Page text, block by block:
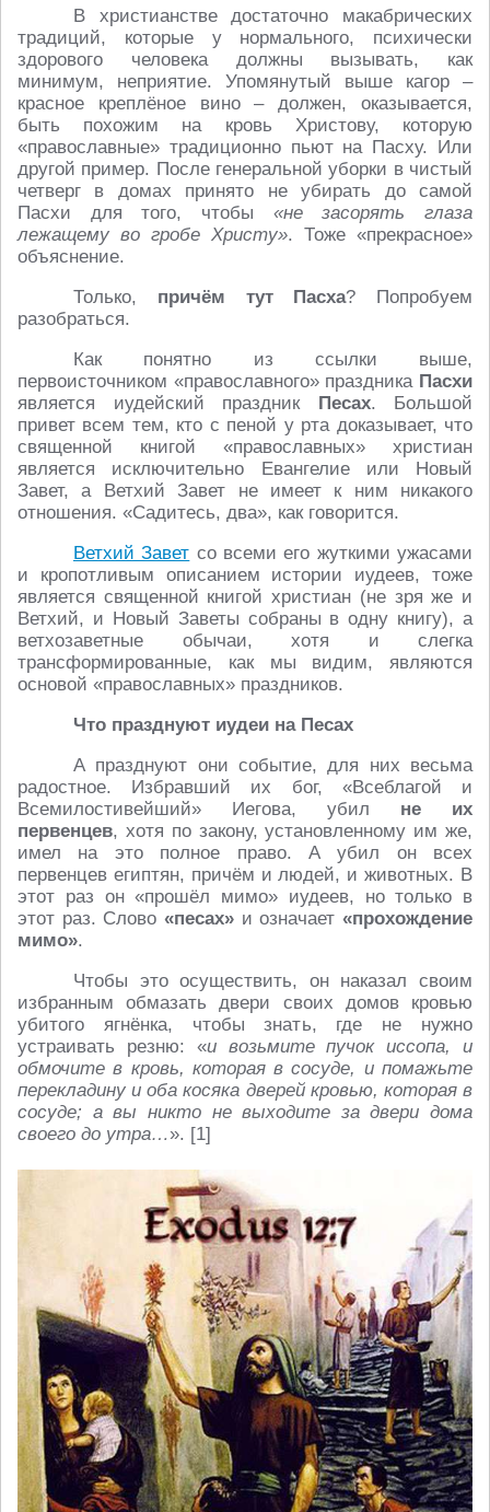
В христианстве достаточно макабрических
традиций, которые у нормального, психически
здорового человека должны вызывать, как
минимум, неприятие. Упомянутый выше кагор –
красное креплёное вино – должен, оказывается,
быть похожим на кровь Христову, которую
«православные» традиционно пьют на Пасху. Или
другой пример. После генеральной уборки в чистый
четверг в домах принято не убирать до самой
Пасхи для того, чтобы «не засорять глаза
лежащему во гробе Христу». Тоже «прекрасное»
объяснение.
Только, причём тут Пасха? Попробуем
разобраться.
Как понятно из ссылки выше,
первоисточником «православного» праздника Пасхи
является иудейский праздник Песах. Большой
привет всем тем, кто с пеной у рта доказывает, что
священной книгой «православных» христиан
является исключительно Евангелие или Новый
Завет, а Ветхий Завет не имеет к ним никакого
отношения. «Садитесь, два», как говорится.
Ветхий Завет со всеми его жуткими ужасами
и кропотливым описанием истории иудеев, тоже
является священной книгой христиан (не зря же и
Ветхий, и Новый Заветы собраны в одну книгу), а
ветхозаветные обычаи, хотя и слегка
трансформированные, как мы видим, являются
основой «православных» праздников.
Что празднуют иудеи на Песах
А празднуют они событие, для них весьма
радостное. Избравший их бог, «Всеблагой и
Всемилостивейший» Иегова, убил не их
первенцев, хотя по закону, установленному им же,
имел на это полное право. А убил он всех
первенцев египтян, причём и людей, и животных. В
этот раз он «прошёл мимо» иудеев, но только в
этот раз. Слово «песах» и означает «прохождение
мимо».
Чтобы это осуществить, он наказал своим
избранным обмазать двери своих домов кровью
убитого ягнёнка, чтобы знать, где не нужно
устраивать резню: «и возьмите пучок иссопа, и
обмочите в кровь, которая в сосуде, и помажьте
перекладину и оба косяка дверей кровью, которая в
сосуде; а вы никто не выходите за двери дома
своего до утра…». [1]